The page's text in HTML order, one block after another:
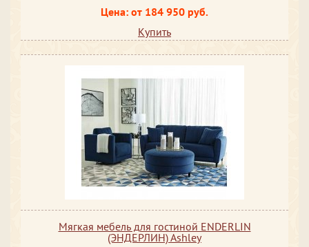
Цена: от 184 950 руб.
Купить
Мягкая мебель для гостиной ENDERLIN
(ЭНДЕРЛИН) Ashley